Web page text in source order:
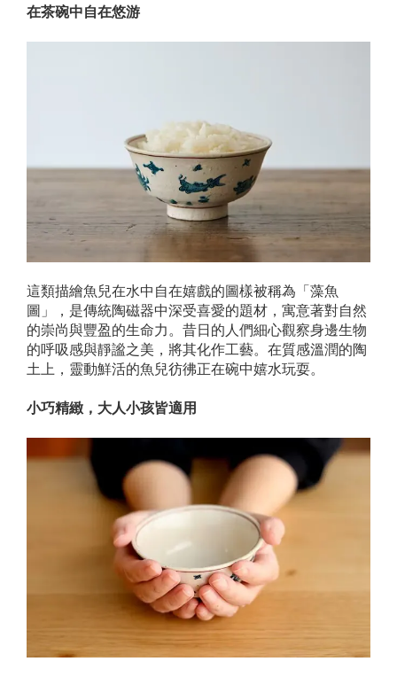
在茶碗中自在悠游
這類描繪魚兒在水中自在嬉戲的圖樣被稱為「藻魚
圖」，是傳統陶磁器中深受喜愛的題材，寓意著對自然
的崇尚與豐盈的生命力。昔日的人們細心觀察身邊生物
的呼吸感與靜謐之美，將其化作工藝。在質感溫潤的陶
土上，靈動鮮活的魚兒彷彿正在碗中嬉水玩耍。
小巧精緻，大人小孩皆適用